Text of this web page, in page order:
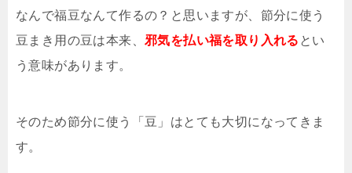
なんで福豆なんて作るの？と思いますが、節分に使う
豆まき用の豆は本来、 邪気を払い福を取り入れる とい
う意味があります。
そのため節分に使う「豆」はとても大切になってきま
す。